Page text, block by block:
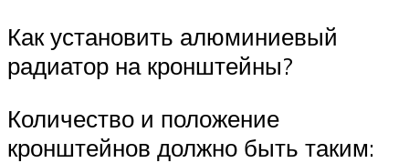
Как установить алюминиевый
радиатор на кронштейны?
Количество и положение
кронштейнов должно быть таким: